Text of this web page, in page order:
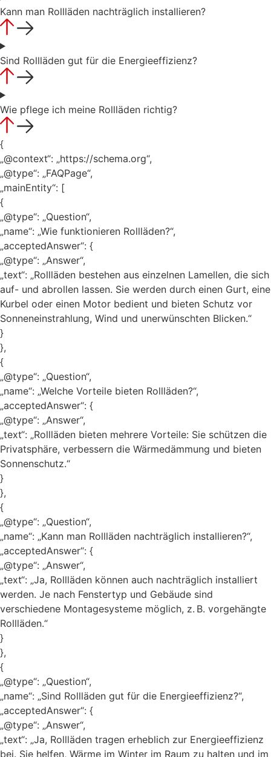
Kann man Rollläden nachträglich installieren?
Sind Rollläden gut für die Energieeffizienz?
Wie pflege ich meine Rollläden richtig?
{
„@context“: „https://schema.org“,
„@type“: „FAQPage“,
„mainEntity“: [
{
„@type“: „Question“,
„name“: „Wie funktionieren Rollläden?“,
„acceptedAnswer“: {
„@type“: „Answer“,
„text“: „Rollläden bestehen aus einzelnen Lamellen, die sich
auf- und abrollen lassen. Sie werden durch einen Gurt, eine
Kurbel oder einen Motor bedient und bieten Schutz vor
Sonneneinstrahlung, Wind und unerwünschten Blicken.“
}
},
{
„@type“: „Question“,
„name“: „Welche Vorteile bieten Rollläden?“,
„acceptedAnswer“: {
„@type“: „Answer“,
„text“: „Rollläden bieten mehrere Vorteile: Sie schützen die
Privatsphäre, verbessern die Wärmedämmung und bieten
Sonnenschutz.“
}
},
{
„@type“: „Question“,
„name“: „Kann man Rollläden nachträglich installieren?“,
„acceptedAnswer“: {
„@type“: „Answer“,
„text“: „Ja, Rollläden können auch nachträglich installiert
werden. Je nach Fenstertyp und Gebäude sind
verschiedene Montagesysteme möglich, z. B. vorgehängte
Rollläden.“
}
},
{
„@type“: „Question“,
„name“: „Sind Rollläden gut für die Energieeffizienz?“,
„acceptedAnswer“: {
„@type“: „Answer“,
„text“: „Ja, Rollläden tragen erheblich zur Energieeffizienz
bei. Sie helfen, Wärme im Winter im Raum zu halten und im